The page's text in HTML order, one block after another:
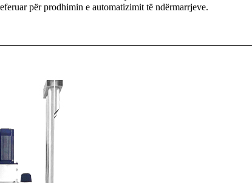
për prodhimin e automatizimit të ndërmarrjeve.